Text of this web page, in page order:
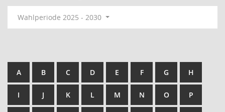
Wahlperiode 2025 - 2030
A B C D E F G H
I J K L M N O P